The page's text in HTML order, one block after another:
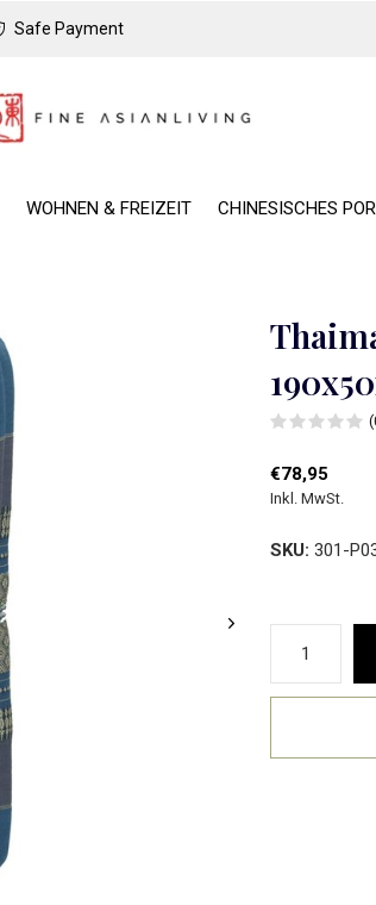
WOHNEN & FREIZEIT CHINESISCHES
Safe Payment
€78,95
Inkl. MwSt.
SKU: 301-